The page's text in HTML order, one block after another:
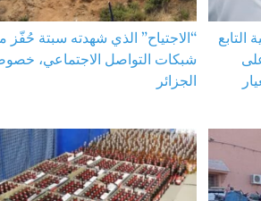
التابع
“الاجتياح” الذي شهدته سبتة حُفّز
شبكات التواصل الاجتماعي،
الجزائر